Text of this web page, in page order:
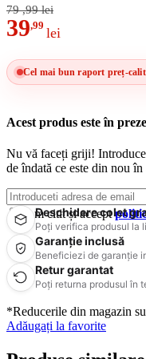
79 ,99 lei
39,99 lei
Cel mai bun raport preț-
Acest produs este în
Nu vă faceți griji!
de îndată ce este din nou în
Am citit și accept
Deschidere colet
Poți verifica produsul la
Garanție inclusă
Beneficiezi de garanție
Retur garantat
Poți returna produsul în
*Reducerile din magazin
Adăugați la favorite